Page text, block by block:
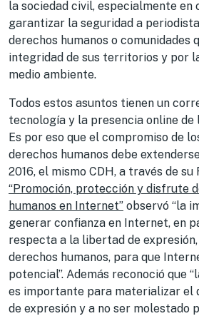
la sociedad civil, especialmente en
garantizar la seguridad a
derechos humanos o comunidades
integridad de sus territorios y por
medio ambiente.
Todos estos asuntos tienen un
tecnología y la presencia online de
Es por eso que el compromiso de
derechos humanos debe
2016, el mismo CDH, a través de
“Promoción, protección y disfrute
humanos en Internet” observó “la
generar confianza en Internet, en
respecta a la libertad de
derechos humanos, para que
potencial”. Además reconoció que
es importante para materializar el
de expresión y a no ser molestado